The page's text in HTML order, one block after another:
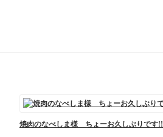
焼肉のなべしま様 ちょーお久しぶりです!!